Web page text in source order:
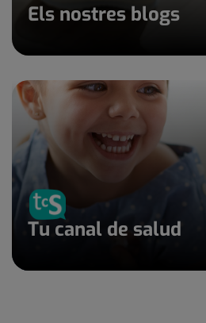
Els nostres blogs
Tu canal de salud